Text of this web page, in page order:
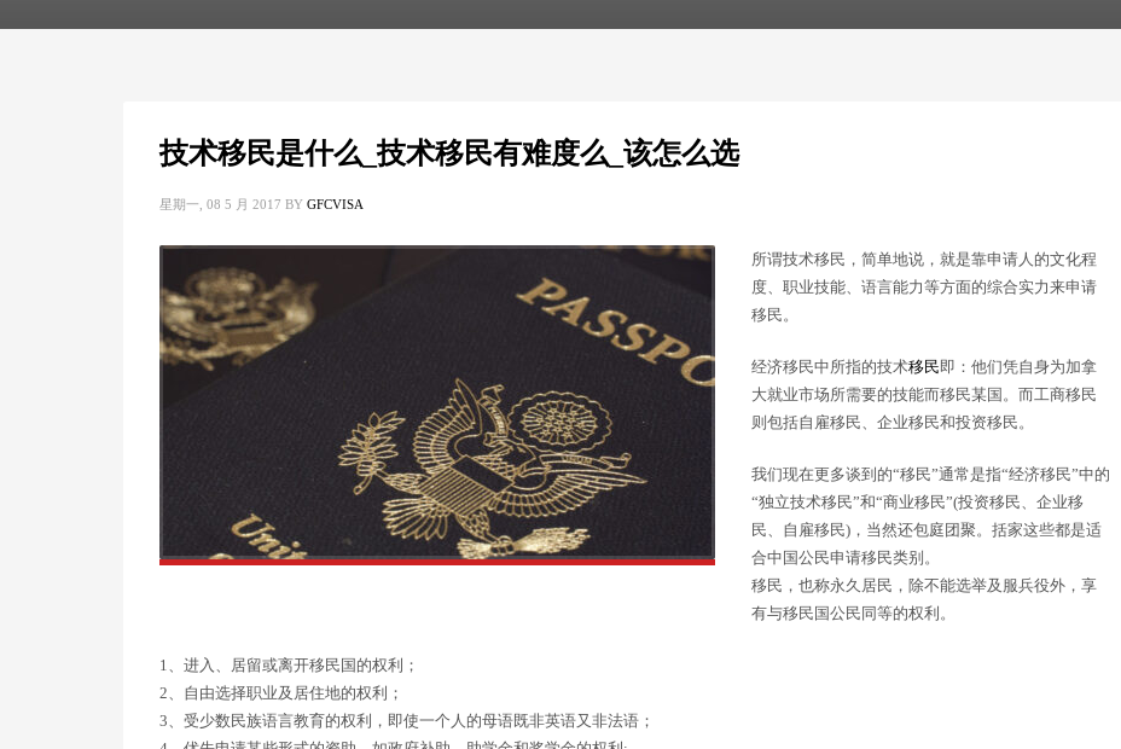
技术移民是什么_技术移民有难度么_该怎么选
星期一, 08 5 月 2017 BY GFCVISA
所谓技术移民，简单地说，就是靠申请人的文化程
度、职业技能、语言能力等方面的综合实力来申请
移民。
经济移民中所指的技术移民即：他们凭自身为加拿
大就业市场所需要的技能而移民某国。而工商移民
则包括自雇移民、企业移民和投资移民。
我们现在更多谈到的“移民”通常是指“经济移民”中的
“独立技术移民”和“商业移民”(投资移民、企业移
民、自雇移民)，当然还包庭团聚。括家这些都是适
合中国公民申请移民类别。
移民，也称永久居民，除不能选举及服兵役外，享
有与移民国公民同等的权利。
1、进入、居留或离开移民国的权利；
2、自由选择职业及居住地的权利；
3、受少数民族语言教育的权利，即使一个人的母语既非英语又非法语；